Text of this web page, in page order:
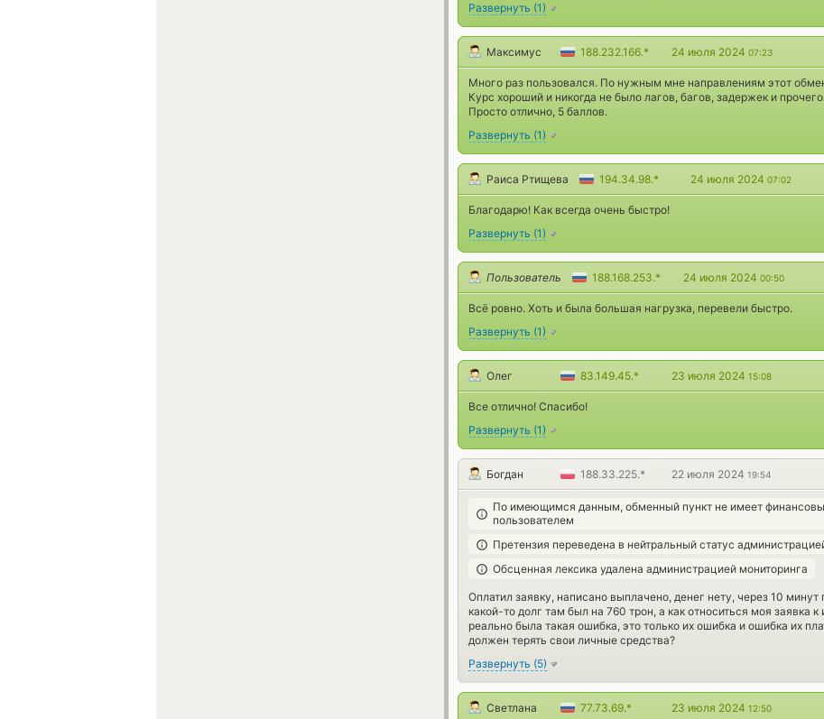
Развернуть (1)
Максимус 188.232.166.* 24 июля 2024 07:23
Много раз пользовался. По нужным мне направлениям этот
Курс хороший и никогда не было лагов, багов, задержек и
Просто отлично, 5 баллов.
Развернуть (1)
Раиса Ртищева 194.34.98.* 24 июля 2024 07:02
Благодарю! Как всегда очень быстро!
Развернуть (1)
Пользователь 188.168.253.* 24 июля 2024 00:50
Всё ровно. Хоть и была большая нагрузка, перевели быстро.
Развернуть (1)
Олег 83.149.45.* 23 июля 2024 15:08
Все отлично! Спасибо!
Развернуть (1)
Богдан 188.33.225.* 22 июля 2024 19:54
По имеющимся данным, обменный пункт не имеет
пользователем
Претензия переведена в нейтральный статус
Обсценная лексика удалена администрацией мониторинга
Оплатил заявку, написано выплачено, денег нету, через 10
какой-то долг там был на 760 трон, а как относиться моя заявка
реально была такая ошибка, это только их ошибка и ошибка их
должен терять свои личные средства?
Развернуть (5)
Светлана 77.73.69.* 23 июля 2024 12:50